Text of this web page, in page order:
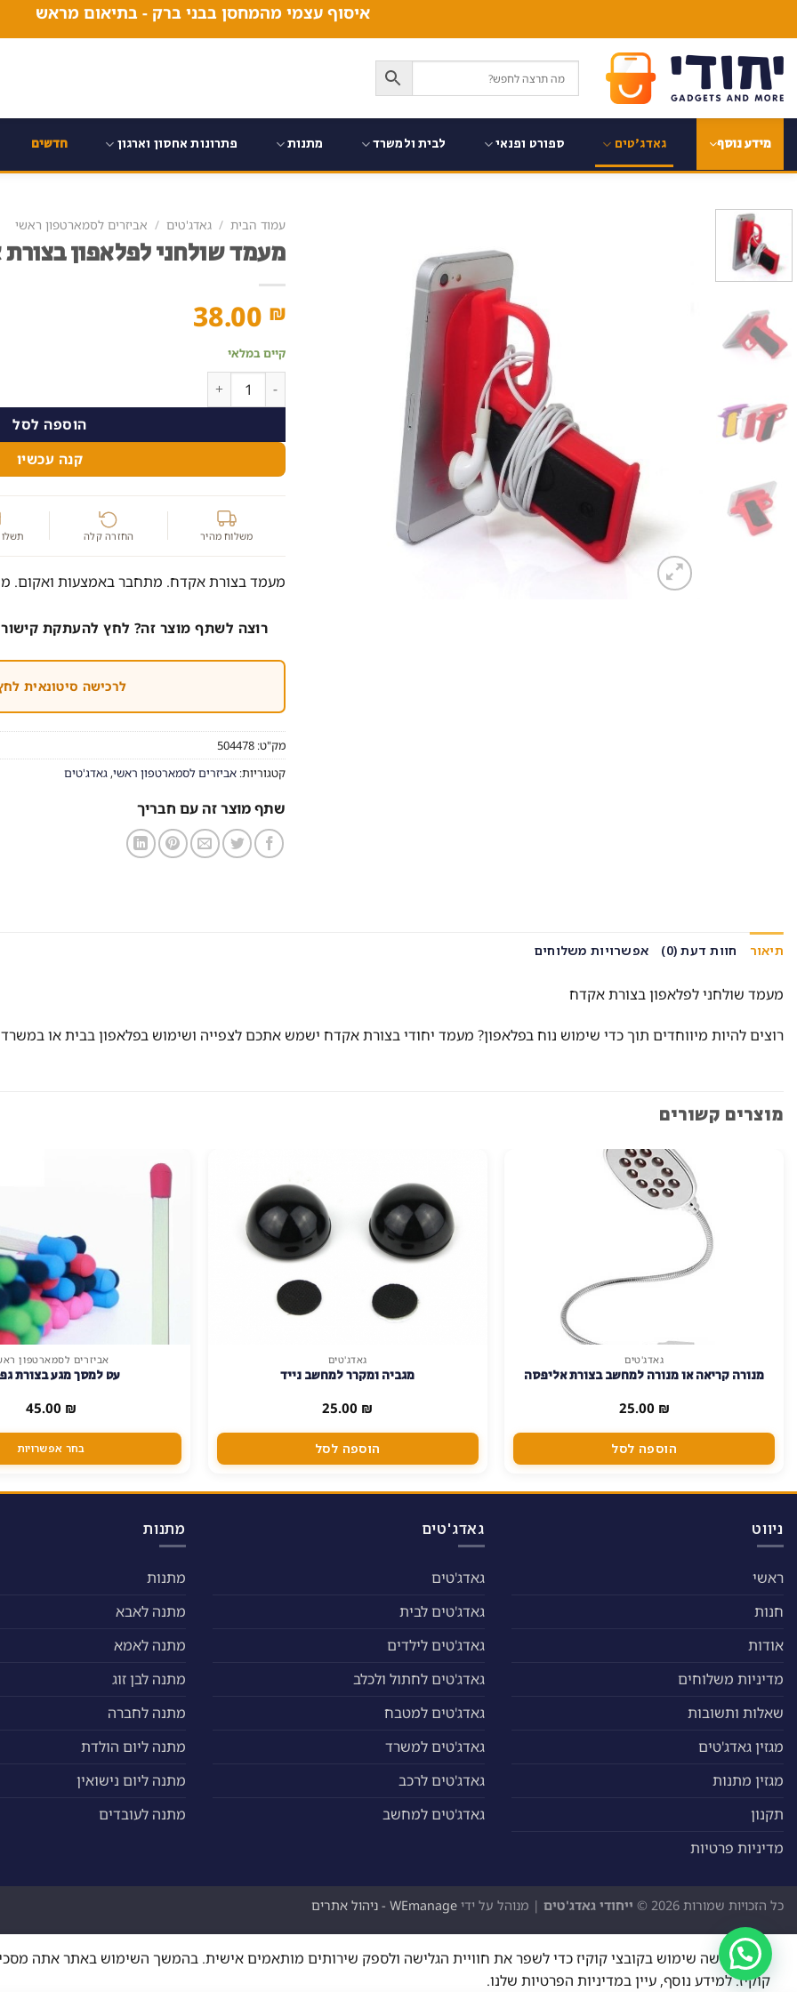
content
איסוף עצמי מהמחסן בבני ברק - בתיאום מראש
מידע נוסף גאדג'טים ספורט ופנאי לבית ולמשרד מתנות פתרונות אחסון וארגון חדשים
עמוד הבית / גאדג'טים / אביזרים לסמארטפון ראשי
מעמד שולחני לפלאפון
38.00 ₪
קיים במלאי
כמות של מעמד שולחני לפלאפון בצורת אקדח
הוספה לסל
קנה עכשיו
משלוח מהיר החזרה קלה
מעמד בצורת אקדח. מתחבר באמצעות ואקום.
רוצה לשתף מוצר זה? לחץ להעתקת
לרכישה סיטונאית
מק"ט: 504478
קטגוריות: אביזרים לסמארטפון ראשי, גאדג'טים
שתף מוצר זה עם חבריך
תיאור חוות דעת (0) אפשרויות משלוחים
מעמד שולחני לפלאפון בצורת אקדח
רוצים להיות מיווחדים תוך כדי שימוש נוח בפלאפון? מעמד יחודי בצורת אקדח ישמש אתכם לצפייה ושימוש בפלאפון בבית או
מוצרים קשורים
גאדג'טים
מנורה קריאה או מנורה למחשב בצורת אליפסה
25.00 ₪
הוספה לסל
גאדג'טים
מגביה ומקרר למחשב נייד
25.00 ₪
הוספה לסל
אביזרים לסמארטפון
עט למסך מגע בצורת
45.00 ₪
בחר אפשרויות
ניתן
האפשרויות
בעמוד
ניווט
ראשי
חנות
אודות
מדיניות משלוחים
שאלות ותשובות
מגזין גאדג'טים
מגזין מתנות
תקנון
מדיניות פרטיות
גאדג'טים
גאדג'טים
גאדג'טים לבית
גאדג'טים לילדים
גאדג'טים לחתול ולכלב
גאדג'טים למטבח
גאדג'טים למשרד
גאדג'טים לרכב
גאדג'טים למחשב
מתנות
מתנות
מתנה לאבא
מתנה לאמא
מתנה לבן זוג
מתנה לחברה
מתנה ליום הולדת
מתנה ליום נישואין
מתנה לעובדים
כל הזכויות שמורות 2026 © ייחודי גאדג'טים | מנוהל על ידי WEmanage - ניהול אתרים
האתר עושה שימוש בקובצי קוקיז כדי לשפר את חוויית הגלישה ולספק שירותים מותאמים אישית. בהמשך השימוש באתר אתה
קוקיז. למידע נוסף, עיין במדיניות הפרטיות שלנו.